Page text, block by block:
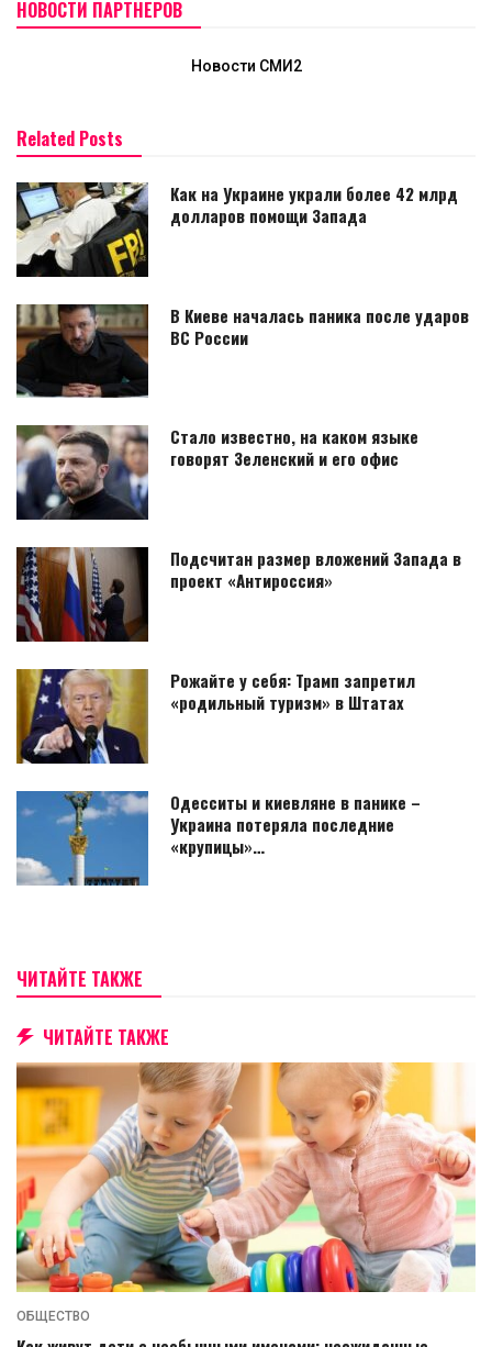
НОВОСТИ ПАРТНЕРОВ
Новости СМИ2
Related Posts
Как на Украине украли более 42 млрд
долларов помощи Запада
В Киеве началась паника после ударов
ВС России
Стало известно, на каком языке
говорят Зеленский и его офис
Подсчитан размер вложений Запада в
проект «Антироссия»
Рожайте у себя: Трамп запретил
«родильный туризм» в Штатах
Одесситы и киевляне в панике –
Украина потеряла последние
«крупицы»…
ЧИТАЙТЕ ТАКЖЕ
ЧИТАЙТЕ ТАКЖЕ
ОБЩЕСТВО